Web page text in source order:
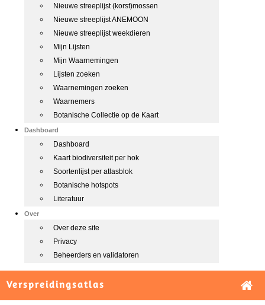
Nieuwe streeplijst (korst)mossen
Nieuwe streeplijst ANEMOON
Nieuwe streeplijst weekdieren
Mijn Lijsten
Mijn Waarnemingen
Lijsten zoeken
Waarnemingen zoeken
Waarnemers
Botanische Collectie op de Kaart
Dashboard
Dashboard
Kaart biodiversiteit per hok
Soortenlijst per atlasblok
Botanische hotspots
Literatuur
Over
Over deze site
Privacy
Beheerders en validatoren
Verspreidingsatlas